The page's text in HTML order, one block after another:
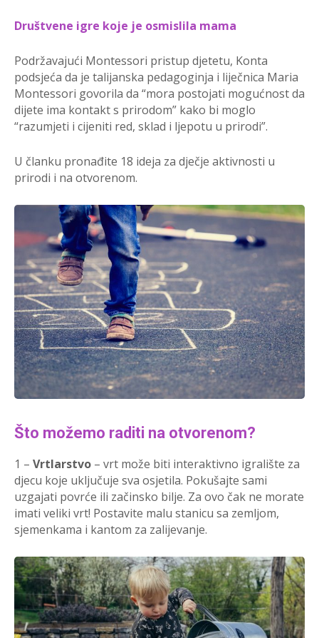
Društvene igre koje je osmislila mama
Podržavajući Montessori pristup djetetu, Konta
podsjeća da je talijanska pedagoginja i liječnica Maria
Montessori govorila da “mora postojati mogućnost da
dijete ima kontakt s prirodom” kako bi moglo
“razumjeti i cijeniti red, sklad i ljepotu u prirodi”.
U članku pronađite 18 ideja za dječje aktivnosti u
prirodi i na otvorenom.
Što možemo raditi na otvorenom?
1 – Vrtlarstvo – vrt može biti interaktivno igralište za
djecu koje uključuje sva osjetila. Pokušajte sami
uzgajati povrće ili začinsko bilje. Za ovo čak ne morate
imati veliki vrt! Postavite malu stanicu sa zemljom,
sjemenkama i kantom za zalijevanje.